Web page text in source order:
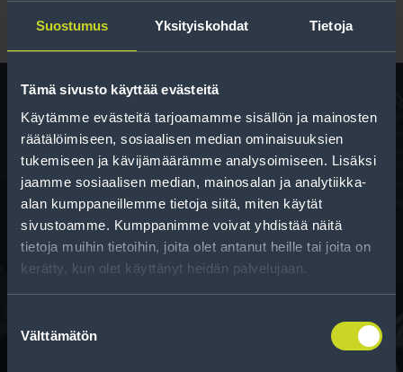
Suostumus Yksityiskohdat Tietoja
Tämä sivusto käyttää evästeitä
Käytämme evästeitä tarjoamamme sisällön ja mainosten
räätälöimiseen, sosiaalisen median ominaisuuksien
tukemiseen ja kävijämäärämme analysoimiseen. Lisäksi
jaamme sosiaalisen median, mainosalan ja analytiikka-
alan kumppaneillemme tietoja siitä, miten käytät
sivustoamme. Kumppanimme voivat yhdistää näitä
tietoja muihin tietoihin, joita olet antanut heille tai joita on
kerätty, kun olet käyttänyt heidän palvelujaan.
valinta
Välttämätön
Rengas­laskuri
Auttaa sinua valitsemaan oikean kokoisen renkaan,
kun vaihdat rengaskokoa.